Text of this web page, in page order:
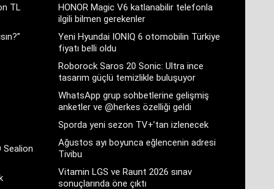
TL
Sealion
HONOR Magic V6 katlanabilir telefonla
ilgili bilmen gerekenler
Yeni Hyundai IONIQ 6 otomobilin Türkiye
fiyatı belli oldu
Roborock Saros 20 Sonic: Ultra ince
tasarım güçlü temizlikle buluşuyor
WhatsApp grup sohbetlerine gelişmiş
anketler ve @herkes özelliği geldi
Sporda yeni sezon TV+’tan izlenecek
Ağustos ayı boyunca eğlencenin adresi
Tivibu
Vitamin LGS ve Raunt 2026 sınav
sonuçlarında öne çıktı